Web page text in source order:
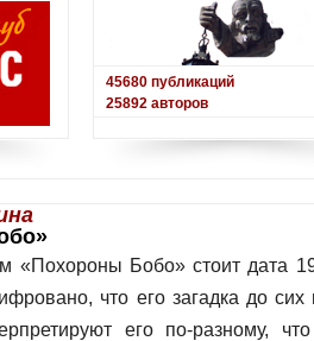
45680 публикаций
25892 авторов
«Похороны Бобо» стоит дата
что его загадка до
его по-разному,